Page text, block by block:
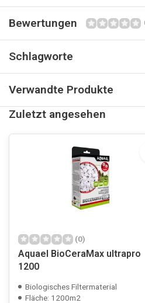
Bewertungen
Schlagworte
Verwandte Produkte
Zuletzt angesehen
(0)
Aquael BioCeraMax ultrapro
1200
Biologisches Filtermaterial
Fläche: 1200m2